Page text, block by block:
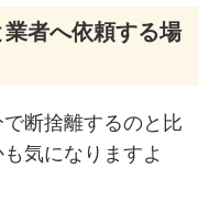
者へ依頼する場
断捨離するのと比
気になりますよ